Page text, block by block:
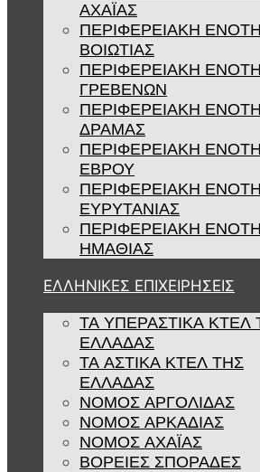
ΑΧΑΪΑΣ
ΠΕΡΙΦΕΡΕΙΑΚΗ
ΒΟΙΩΤΙΑΣ
ΠΕΡΙΦΕΡΕΙΑΚΗ
ΓΡΕΒΕΝΩΝ
ΠΕΡΙΦΕΡΕΙΑΚΗ
ΔΡΑΜΑΣ
ΠΕΡΙΦΕΡΕΙΑΚΗ
ΕΒΡΟΥ
ΠΕΡΙΦΕΡΕΙΑΚΗ
ΕΥΡΥΤΑΝΙΑΣ
ΠΕΡΙΦΕΡΕΙΑΚΗ
ΗΜΑΘΙΑΣ
ΕΛΛΗΝΙΚΕΣ ΕΠΙΧΕΙΡΗΣΕΙΣ
ΤΑ ΥΠΕΡΑΣΤΙΚΑ ΚΤΕΛ
ΕΛΛΑΔΑΣ
ΤΑ ΑΣΤΙΚΑ ΚΤΕΛ ΤΗΣ
ΕΛΛΑΔΑΣ
ΝΟΜΟΣ ΑΡΓΟΛΙΔΑΣ
ΝΟΜΟΣ ΑΡΚΑΔΙΑΣ
ΝΟΜΟΣ ΑΧΑΪΑΣ
ΒΟΡΕΙΕΣ ΣΠΟΡΑΔΕΣ